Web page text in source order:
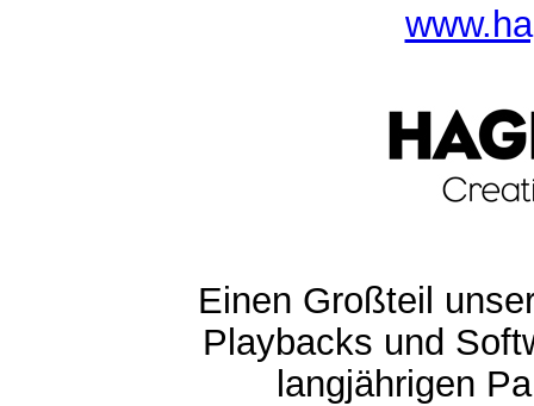
Einen Großteil
Playbacks und
langjährigen